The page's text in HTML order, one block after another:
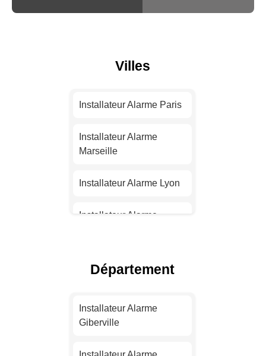
Villes
Installateur Alarme Paris
Installateur Alarme
Marseille
Installateur Alarme Lyon
Installateur Alarme
Installateur Alarme Nice
Nantes
Département
Installateur Alarme
Giberville